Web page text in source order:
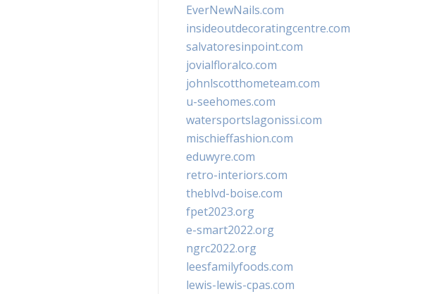
EverNewNails.com
insideoutdecoratingcentre.com
salvatoresinpoint.com
jovialfloralco.com
johnlscotthometeam.com
u-seehomes.com
watersportslagonissi.com
mischieffashion.com
eduwyre.com
retro-interiors.com
theblvd-boise.com
fpet2023.org
e-smart2022.org
ngrc2022.org
leesfamilyfoods.com
lewis-lewis-cpas.com